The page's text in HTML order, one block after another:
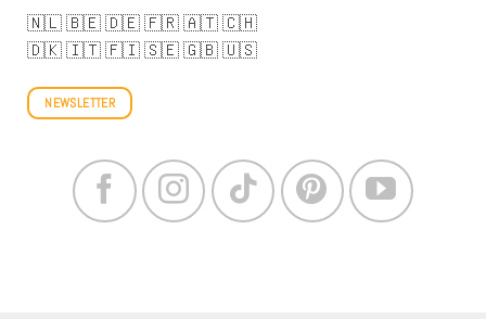
🇳🇱🇧🇪🇩🇪🇫🇷🇦🇹🇨🇭
🇩🇰🇮🇹🇫🇮🇸🇪🇬🇧🇺🇸
NEWSLETTER